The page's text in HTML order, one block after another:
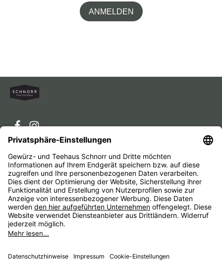
ANMELDEN
Service-Hotline
Service
Unternehmen
Alle Preise inkl. gesetzl. Mehrwertsteuer zzgl.
anders angegeben.